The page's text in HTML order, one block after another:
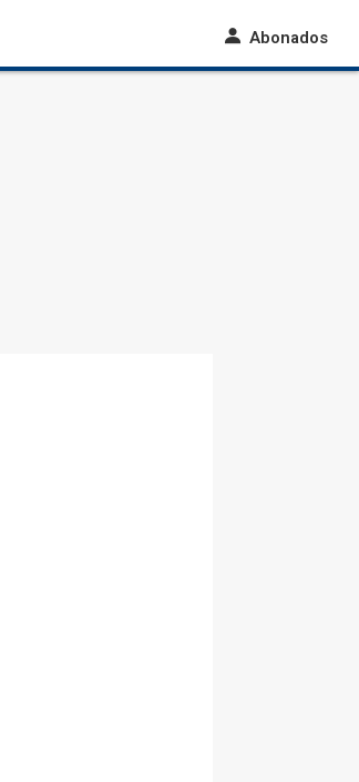
Abonados